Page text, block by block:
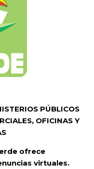
PÚBLICOS
OFICINAS Y
ofrece
virtuales.